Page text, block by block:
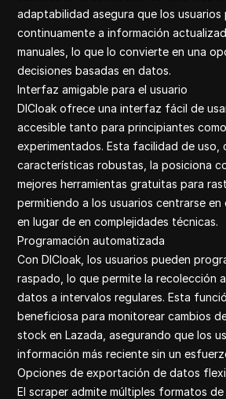
adaptabilidad asegura que los usuarios
continuamente a información
manuales, lo que lo convierte en una
decisiones basadas en datos.
Interfaz amigable para el usuario
DICloak ofrece una interfaz fácil de
accesible tanto para principiantes
experimentados. Esta facilidad de uso,
características robustas, la posiciona
mejores herramientas gratuitas para
permitiendo a los usuarios centrarse en
en lugar de en complejidades técnicas.
Programación automatizada
Con DICloak, los usuarios pueden
raspado, lo que permite la recolección
datos a intervalos regulares. Esta
beneficiosa para monitorear cambios
stock en Lazada, asegurando que los
información más reciente sin un
Opciones de exportación de datos
El scraper admite múltiples formatos